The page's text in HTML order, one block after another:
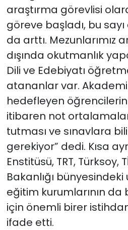
araştırma görevlisi
göreve başladı, bu
da arttı. Mezunlarımız
dışında okutmanlık
Dili ve Edebiyatı
atananlar var.
hedefleyen öğrencilerin
itibaren not
tutması ve sınavlara
gerekiyor” dedi. Kısa
Enstitüsü, TRT, Türksoy,
Bakanlığı bünyesindeki
eğitim kurumlarının da
için önemli birer
ifade etti.